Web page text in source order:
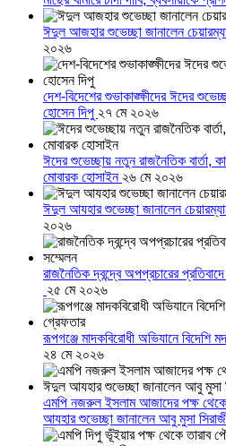
ঈদুল আজহার শুভেচ্ছা জানালেন
২০২৬
দেশ-বিদেশের শুভাকাঙ্ক্ষীদের ঈদের
হোসেন দিপু ২৭ মে ২০২৬
ঈদের শুভেচ্ছায় নতুন রাজনৈতিক বার্তা,
মোবারক হোসাইন ২৬ মে ২০২৬
ঈদুল আযহার শুভেচ্ছা জানালেন
২০২৬
রাজনৈতিক দ্বন্দ্বে অপপ্রচারের
২৫ মে ২০২৬
রূপগঞ্জে মাদকবিরোধী অভিযানে বিদেশি
২৪ মে ২০২৬
এমপি নজরুল ইসলাম আজাদের পক্ষ থেকে
আযহার শুভেচ্ছা জানালেন আবু মুসা